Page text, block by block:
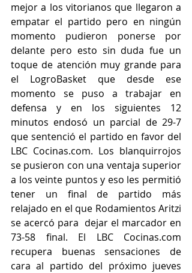
mejor a los vitorianos que llegaron a
empatar el partido pero en ningún
momento pudieron ponerse por
delante pero esto sin duda fue un
toque de atención muy grande para
el LogroBasket que desde ese
momento se puso a trabajar en
defensa y en los siguientes 12
minutos endosó un parcial de 29-7
que sentenció el partido en favor del
LBC Cocinas.com. Los blanquirrojos
se pusieron con una ventaja superior
a los veinte puntos y eso les permitió
tener un final de partido más
relajado en el que Rodamientos Aritzi
se acercó para  dejar el marcador en
73-58 final. El LBC Cocinas.com
recupera buenas sensaciones de
cara al partido del próximo jueves